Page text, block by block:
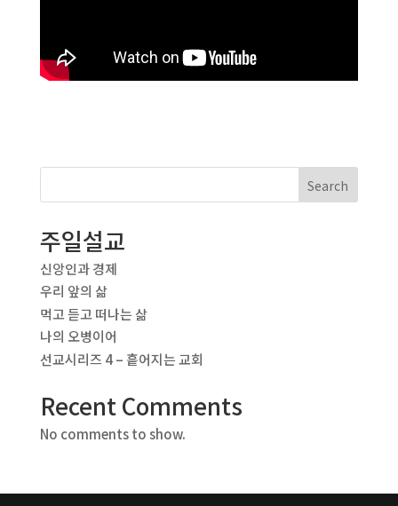
Search
주일설교
신앙인과 경제
우리 앞의 삶
먹고 듣고 떠나는 삶
나의 오병이어
선교시리즈 4 – 흩어지는 교회
Recent Comments
No comments to show.